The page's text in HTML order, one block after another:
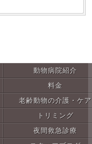
動物病院紹介
料金
老齢動物の介護・ケア
トリミング
夜間救急診療